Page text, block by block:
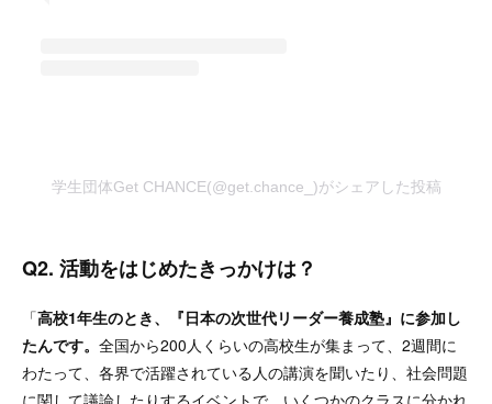
学生団体Get CHANCE(@get.chance_)がシェアした投稿
Q2. 活動をはじめたきっかけは？
「高校1年生のとき、『日本の次世代リーダー養成塾』に参加し
たんです。 全国から200人くらいの高校生が集まって、2週間に
わたって、各界で活躍されている人の講演を聞いたり、社会問題
に関して議論したりするイベントで。いくつかのクラスに分かれ